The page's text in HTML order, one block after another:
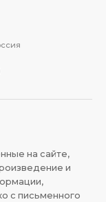
на сайте,
и
с письменного